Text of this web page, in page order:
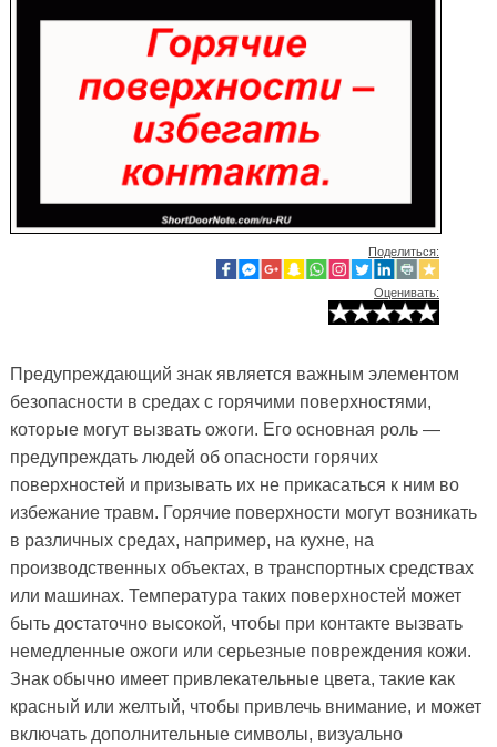
Поделиться:
Оценивать:
Предупреждающий знак является важным элементом
безопасности в средах с горячими поверхностями,
которые могут вызвать ожоги. Его основная роль —
предупреждать людей об опасности горячих
поверхностей и призывать их не прикасаться к ним во
избежание травм. Горячие поверхности могут возникать
в различных средах, например, на кухне, на
производственных объектах, в транспортных средствах
или машинах. Температура таких поверхностей может
быть достаточно высокой, чтобы при контакте вызвать
немедленные ожоги или серьезные повреждения кожи.
Знак обычно имеет привлекательные цвета, такие как
красный или желтый, чтобы привлечь внимание, и может
включать дополнительные символы, визуально